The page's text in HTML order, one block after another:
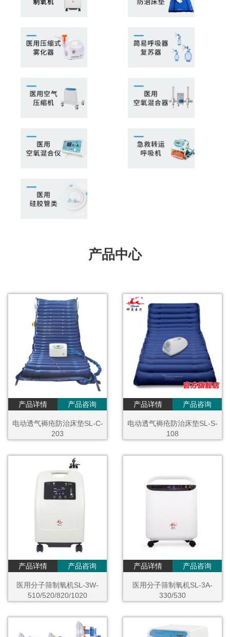
产品中心
产品详情 产品咨询
电动透气褥疮防治床垫SL-C-
203
产品详情 产品咨询
电动透气褥疮防治床垫SL-S-
108
产品详情 产品咨询
医用分子筛制氧机SL-3W-
510/520/820/1020
产品详情 产品咨询
医用分子筛制氧机SL-3A-
330/530